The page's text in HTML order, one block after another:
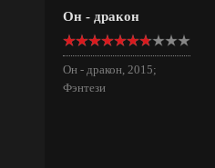
Он - дракон
Он - дракон, 2015;
Фэнтези